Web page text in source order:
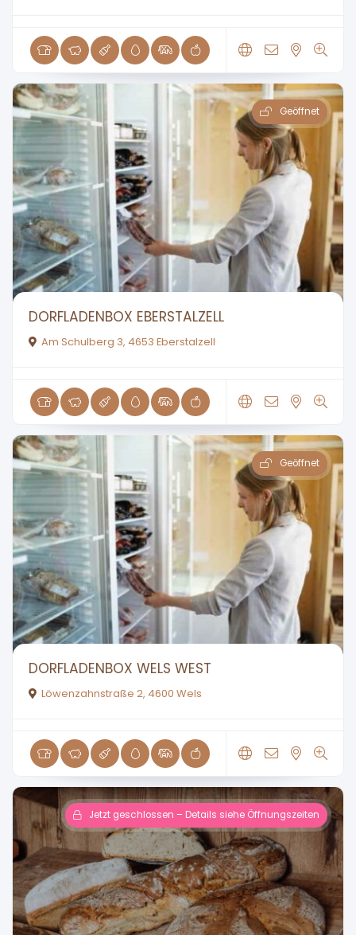
Geöffnet
DORFLADENBOX EBERSTALZELL
Am Schulberg 3, 4653 Eberstalzell
Geöffnet
DORFLADENBOX WELS WEST
Löwenzahnstraße 2, 4600 Wels
Jetzt geschlossen – Details siehe Öffnungszeiten